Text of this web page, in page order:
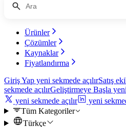
Ürünler
Çözümler
Kaynaklar
Fiyatlandırma
Giriş Yap yeni sekmede açılırSatış
sekmede açılırGeliştirmeye Başla
yeni sekmede açılır
yeni
Tüm Kategoriler
Türkçe